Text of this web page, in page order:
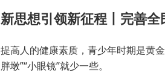
新思想引领新征程丨完善
提高人的健康素质，青少年时期是黄
胖墩”“小眼镜”就少一些。